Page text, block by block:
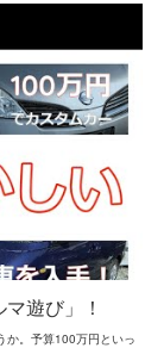
遊び」！
か。予算100万円といっ